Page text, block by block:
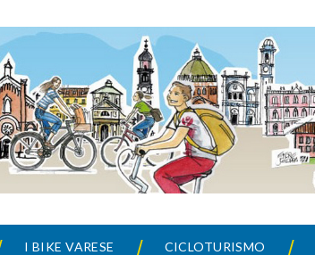
I BIKE VARESE CICLOTURISMO